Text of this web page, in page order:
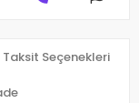
Taksit Seçenekleri